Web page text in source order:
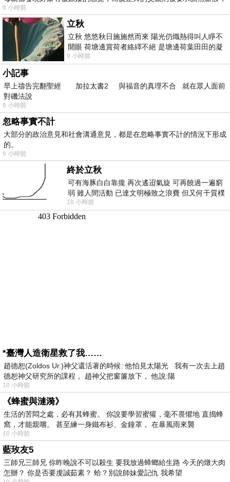
9 小時前
立秋
立秋 悠悠秋日施施然而來 陽光仍熾熱得叫人睜不
開眼 荷塘邊賞荷者絡繹不絕 是塘邊荷葉田田的凝
望 風中飄逸的是映日荷花別樣紅
9 小時前
小記事
早上禱告完翻聖經 加拉太書2 與福音的真理不合 就在眾人面前
對磯法說
9 小時前
忽略事實不計
大部分的政治意見和社會溝通意見，都是在忽略事實不計的情況下形成
的。
9 小時前
終於立秋
可有海豚白白靠攏 再次遙迢氣旋 可再饒過一遍窮
弱 雖人間活動 已達文明極致之浪費 但又何干質樸
者 只能白白陪葬
10 小時前
*臺灣人造衛星救了我……
趙德恕(Zoldos Ur.)神父還活著的時候: 他怕見太陽光 我有一次去上趙
德恕神父研究所的課程， 趙神父把窗簾放下， 他說:陽
10 小時前
《蜂蜜與漣漪》
生活的苦悶之處，必有其蜂蜜。 你說要學習蜜獾，毫不畏懼地 直搗蜂
窩，才能親嚐。 甚至練一身鐵布衫、金鐘罩， 在暴風雨來襲
10 小時前
藍玫友5
三師兄三師兄 你昨晚說不可以殺生 要我放過蟑螂給生路 今天的燉大肉
怎辦？ 你是否要虔誠茹素？ 蛤？別說師妹愛記仇 我希望